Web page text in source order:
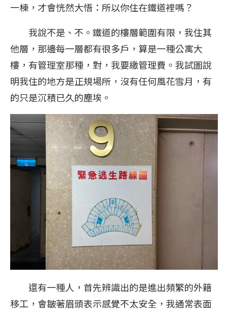
一棟，才會恍然大悟：所以你住在鐵道裡嗎？
我說不是、不。鐵道的樓層範圍有限，我住其
他層，那邊每一層都有很多戶，算是一種公寓大
樓，有管理室那種，對，我要繳管理費。我試圖說
明我住的地方是正規場所，沒有任何風花雪月，有
的只是沉積已久的塵埃。
還有一種人，首先辨識出的是進出頻繁的外籍
移工，會皺著眉頭表示感覺不太安全，我通常表面